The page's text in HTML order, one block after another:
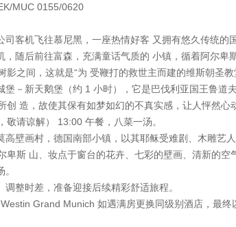
MUC 0155/0620
司客机飞往慕尼黑，一座热情好客 又拥有悠久传统的
，随后前往富森，充满童话气质的 小镇，循着阿尔
影之间，这就是“为 受鞭打的救世主而建的维斯朝圣
堡－新天鹅堡（约 1 小时），它是巴伐利亚国王鲁
创 造，故使其保有如梦如幻的不真实感，让人怦然
敬请谅解） 13:00 午餐，八菜一汤。
高壁画村，德国南部小镇，以其耶稣受难剧、木雕艺
卑斯 山、妆点于窗台的花卉、七彩的壁画、清新的空
整时差，准备迎接后续精彩舒适旅程。
Grand Munich 如遇满房更换同级别酒店，最终